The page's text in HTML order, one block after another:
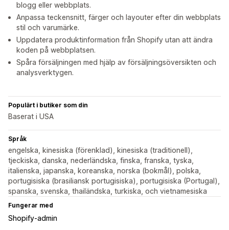
blogg eller webbplats.
Anpassa teckensnitt, färger och layouter efter din webbplats
stil och varumärke.
Uppdatera produktinformation från Shopify utan att ändra
koden på webbplatsen.
Spåra försäljningen med hjälp av försäljningsöversikten och
analysverktygen.
Populärt i butiker som din
Baserat i USA
Språk
engelska, kinesiska (förenklad), kinesiska (traditionell),
tjeckiska, danska, nederländska, finska, franska, tyska,
italienska, japanska, koreanska, norska (bokmål), polska,
portugisiska (brasiliansk portugisiska), portugisiska (Portugal),
spanska, svenska, thailändska, turkiska, och vietnamesiska
Fungerar med
Shopify-admin